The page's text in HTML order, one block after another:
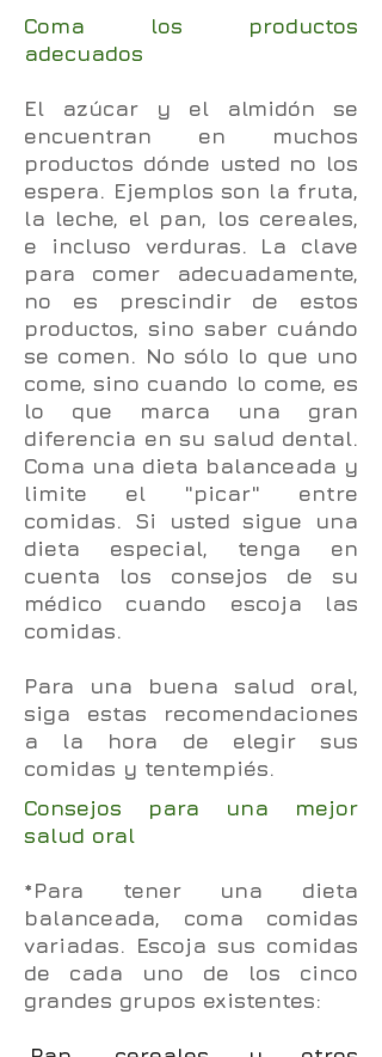
Coma los productos
adecuados
El azúcar y el almidón se
encuentran en muchos
productos dónde usted no los
espera. Ejemplos son la fruta,
la leche, el pan, los cereales,
e incluso verduras. La clave
para comer adecuadamente,
no es prescindir de estos
productos, sino saber cuándo
se comen. No sólo lo que uno
come, sino cuando lo come, es
lo que marca una gran
diferencia en su salud dental.
Coma una dieta balanceada y
limite el "picar" entre
comidas. Si usted sigue una
dieta especial, tenga en
cuenta los consejos de su
médico cuando escoja las
comidas.
Para una buena salud oral,
siga estas recomendaciones
a la hora de elegir sus
comidas y tentempiés.
Consejos para una mejor
salud oral
*Para tener una dieta
balanceada, coma comidas
variadas. Escoja sus comidas
de cada uno de los cinco
grandes grupos existentes: